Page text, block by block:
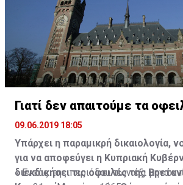
Γιατί δεν απαιτούμε τα
09.06.2019 18:05
Υπάρχει η παραμικρή δικαιολογία,
για να αποφεύγει η Κυπριακή
διεκδικήσει τις οφειλές της
« Εντός της περιόδου των έξι μηνών